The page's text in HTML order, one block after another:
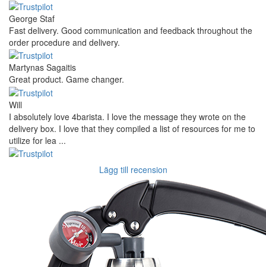
George Staf
Fast delivery. Good communication and feedback throughout the
order procedure and delivery.
Martynas Sagaitis
Great product. Game changer.
Will
I absolutely love 4barista. I love the message they wrote on the
delivery box. I love that they compiled a list of resources for me to
utilize for lea ...
Lägg till recension